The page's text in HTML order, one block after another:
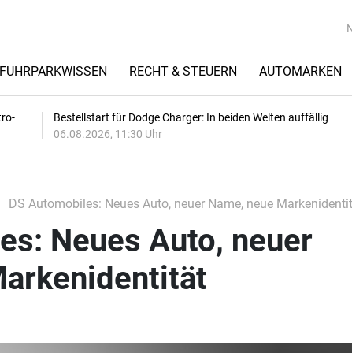
FUHRPARKWISSEN RECHT & STEUERN AUTOMARKEN
Bestellstart für Dodge Charger: In beiden Welten auffällig
06.08.2026, 11:30 Uhr
DS Automobiles: Neues Auto, neuer Name, neue
Neues Auto, neuer